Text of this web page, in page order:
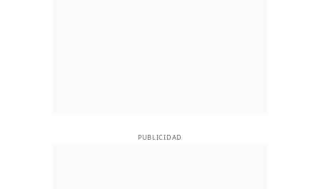
PUBLICIDAD